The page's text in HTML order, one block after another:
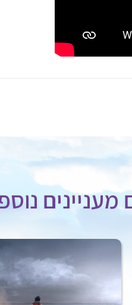
מעניינים